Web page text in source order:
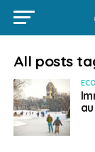
All posts